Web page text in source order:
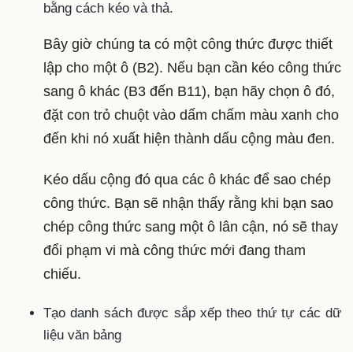
bằng cách kéo và thả.
Bây giờ chúng ta có một công thức được thiết
lập cho một ô (B2). Nếu bạn cần kéo công thức
sang ô khác (B3 đến B11), bạn hãy chọn ô đó,
đặt con trỏ chuột vào dấm chấm màu xanh cho
đến khi nó xuất hiện thành dấu cộng màu đen.
Kéo dấu cộng đó qua các ô khác để sao chép
công thức. Bạn sẽ nhận thấy rằng khi bạn sao
chép công thức sang một ô lân cận, nó sẽ thay
đổi phạm vi mà công thức mới đang tham
chiếu.
Tạo danh sách được sắp xếp theo thứ tự các dữ
liệu văn bảng